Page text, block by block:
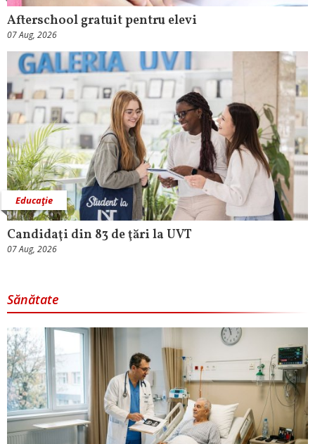
Afterschool gratuit pentru elevi
07 Aug, 2026
Educaţie
Candidaţi din 83 de ţări la UVT
07 Aug, 2026
Sănătate